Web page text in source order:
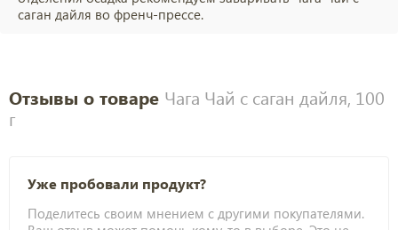
саган дайля во френч-прессе.
Отзывы о товаре Чага Чай с саган дайля, 100
г
Уже пробовали продукт?
Поделитесь своим мнением с другими покупателями.